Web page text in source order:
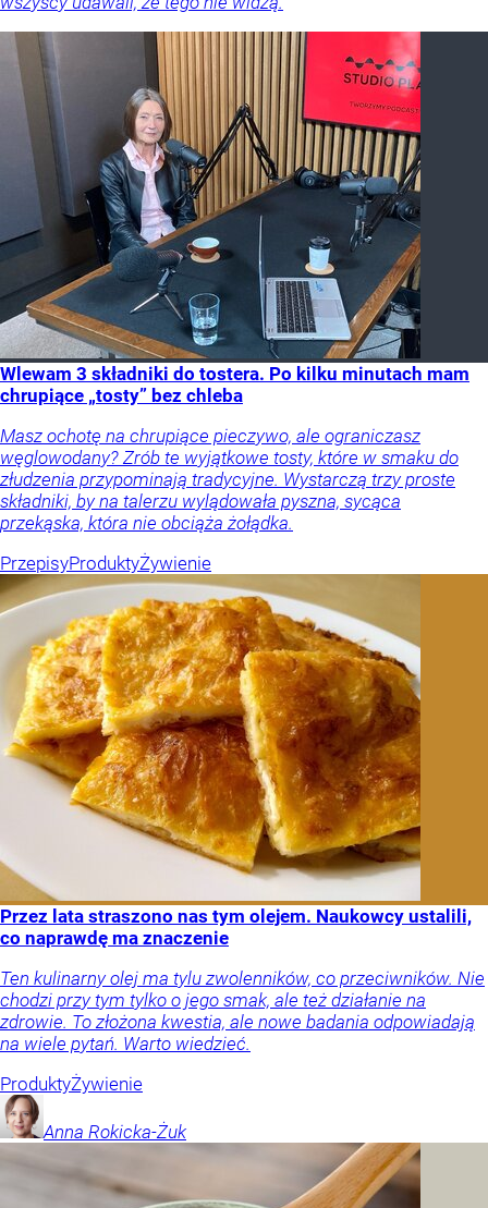
Wlewam 3 składniki do tostera. Po kilku minutach mam
chrupiące „tosty” bez chleba
Masz ochotę na chrupiące pieczywo, ale ograniczasz
węglowodany? Zrób te wyjątkowe tosty, które w smaku do
złudzenia przypominają tradycyjne. Wystarczą trzy proste
składniki, by na talerzu wylądowała pyszna, sycąca
przekąska, która nie obciąża żołądka.
PrzepisyProduktyŻywienie
Przez lata straszono nas tym olejem. Naukowcy ustalili,
co naprawdę ma znaczenie
Ten kulinarny olej ma tylu zwolenników, co przeciwników. Nie
chodzi przy tym tylko o jego smak, ale też działanie na
zdrowie. To złożona kwestia, ale nowe badania odpowiadają
na wiele pytań. Warto wiedzieć.
ProduktyŻywienie
Anna Rokicka-Żuk